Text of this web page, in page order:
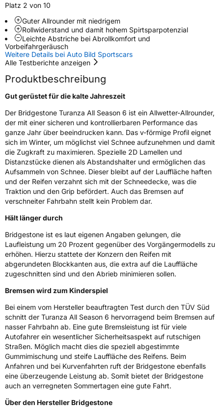
EU Label
EffizienzC
NasshaftungB
Rollgeräusch (Klasse)B
Rollgeräusch (dB)70
Fahrzeugklasse C1
3PMSF / Schneeflockensymbol / Alpine-SymbolJa
EPREL ID501204
Allgemeine Produktsicherheit (GPSR)
HerstellerkontaktBRIDGESTONE EU NV/SA, Via del Fosso del
Platz 2 von 10
Guter Allrounder mit niedrigem
Rollwiderstand und damit hohem Spirtsparpotenzial
Leichte Abstriche bei Abrollkomfort und
Vorbeifahrgeräusch
Weitere Details bei Auto Bild Sportscars
Alle Testberichte anzeigen
Produktbeschreibung
Gut gerüstet für die kalte Jahreszeit
Der Bridgestone Turanza All Season 6 ist ein Allwetter-Allrounder,
der mit einer sicheren und kontrollierbaren Performance das
ganze Jahr über beeindrucken kann. Das v-förmige Profil eignet
sich im Winter, um möglichst viel Schnee aufzunehmen und damit
die Zugkraft zu maximieren. Spezielle 2D Lamellen und
Distanzstücke dienen als Abstandshalter und ermöglichen das
Aufsammeln von Schnee. Dieser bleibt auf der Lauffläche haften
und der Reifen verzahnt sich mit der Schneedecke, was die
Traktion und den Grip befördert. Auch das Bremsen auf
verschneiter Fahrbahn stellt kein Problem dar.
Hält länger durch
Bridgestone ist es laut eigenen Angaben gelungen, die
Laufleistung um 20 Prozent gegenüber des Vorgängermodells zu
erhöhen. Hierzu stattete der Konzern den Reifen mit
abgerundeten Blockkanten aus, die extra auf die Lauffläche
zugeschnitten sind und den Abrieb minimieren sollen.
Bremsen wird zum Kinderspiel
Bei einem vom Hersteller beauftragten Test durch den TÜV Süd
schnitt der Turanza All Season 6 hervorragend beim Bremsen auf
nasser Fahrbahn ab. Eine gute Bremsleistung ist für viele
Autofahrer ein wesentlicher Sicherheitsaspekt auf rutschigen
Straßen. Möglich macht dies die speziell abgestimmte
Gummimischung und steife Lauffläche des Reifens. Beim
Anfahren und bei Kurvenfahrten ruft der Bridgestone ebenfalls
eine überzeugende Leistung ab. Somit bietet der Bridgestone
auch an verregneten Sommertagen eine gute Fahrt.
Über den Hersteller Bridgestone